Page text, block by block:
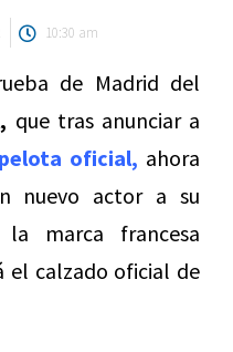
10:30 am
de Madrid del
que tras anunciar a
oficial, ahora
nuevo actor a su
marca francesa
el calzado oficial de